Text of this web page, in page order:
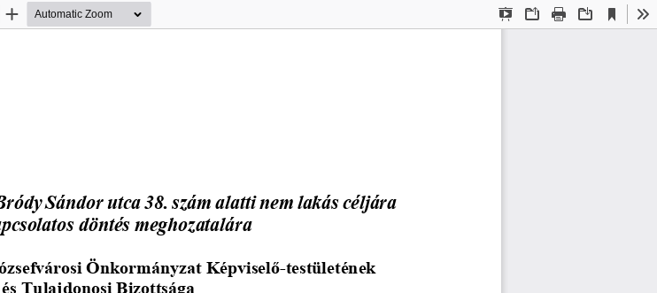
Presentation
OpenPrint Download
Current
View
Zoom
Sándor utca 38. szám alatti nem lakás céljára
döntés meghozatalára
Önkormányzat Képviselő-testületének
Tulajdonosi Bizottsága